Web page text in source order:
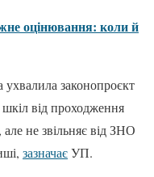
оцінювання: коли й
законопроєкт
від проходження
не звільняє від ЗНО
зазначаєУП.